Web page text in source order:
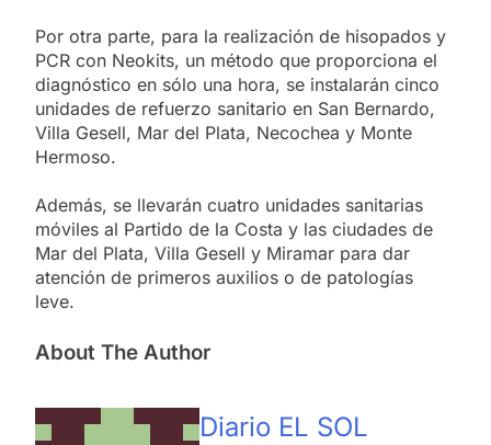
Por otra parte, para la realización de hisopados y
PCR con Neokits, un método que proporciona el
diagnóstico en sólo una hora, se instalarán cinco
unidades de refuerzo sanitario en San Bernardo,
Villa Gesell, Mar del Plata, Necochea y Monte
Hermoso.
Además, se llevarán cuatro unidades sanitarias
móviles al Partido de la Costa y las ciudades de
Mar del Plata, Villa Gesell y Miramar para dar
atención de primeros auxilios o de patologías
leve.
About The Author
Diario EL SOL